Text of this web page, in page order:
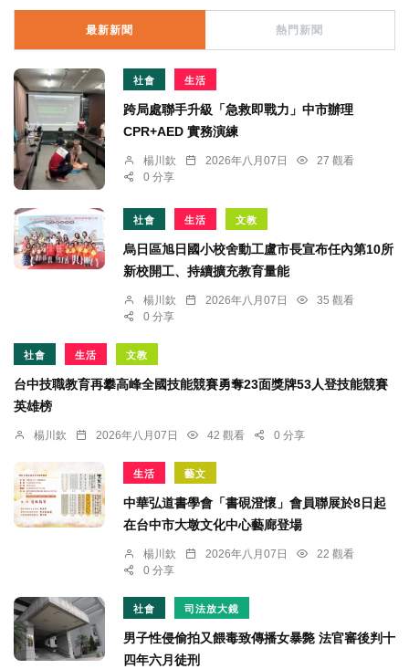
最新新聞 熱門新聞
社會 生活
跨局處聯手升級「急救即戰力」中市辦理
CPR+AED 實務演練
楊川欽 2026年八月07日
27 觀看
0 分享
社會 生活 文教
烏日區旭日國小校舍動工盧市長宣布任內第10所
新校開工、持續擴充教育量能
楊川欽 2026年八月07日
35 觀看
0 分享
社會 生活 文教
台中技職教育再攀高峰全國技能競賽勇奪23面獎牌53人登技能競賽
英雄榜
楊川欽 2026年八月07日 42 觀看 0 分享
生活 藝文
中華弘道書學會「書硯澄懷」會員聯展於8日起
在台中市大墩文化中心藝廊登場
楊川欽 2026年八月07日
22 觀看
0 分享
社會 司法放大鏡
男子性侵偷拍又餵毒致傳播女暴斃 法官審後判十
四年六月徒刑